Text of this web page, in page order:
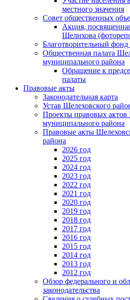
местного значения
Совет общественных
Акция,
Шелихова
Благотворительный
Общественная палата
муниципального района
Обращение к
палаты
Правовые акты
Законодательная карта
Устав Шелеховского
Проекты правовых актов
муниципального района
Правовые акты
района
2026 год
2025 год
2024 год
2023 год
2022 год
2021 год
2020 год
2019 год
2018 год
2017 год
2016 год
2015 год
2014 год
2013 год
2012 год
Обзор федерального и
законодательства